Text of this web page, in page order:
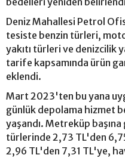
Deniz Mahallesi Petrol
tesiste benzin türleri,
yakıtı türleri ve denizcilik
tarife kapsamında ürün
eklendi.
Mart 2023'ten bu yana
günlük depolama hizmet
yaşandı. Metreküp
türlerinde 2,73 TL'den
2,96 TL'den 7,31 TL'ye,